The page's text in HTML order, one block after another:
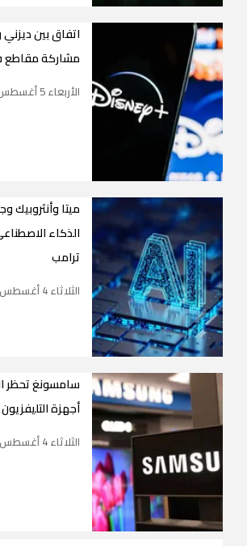
اتفاق بين
مشاركة مقاطع
الأربعاء 5 أغسطس 2026 14:18:12
ميتا وأنثروبيك
الذكاء
ترامب
الثلاثاء 4 أغسطس 2026 20:03:39
سامسونغ تحظر
أجهزة
الثلاثاء 4 أغسطس 2026 02:01:00